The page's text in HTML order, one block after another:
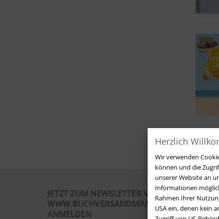
Herzlich
Wir verwenden
können und die
unserer Website an
Informationen
Rahmen Ihrer
USA ein, denen kein
JETZT ZUM NEWSLETTER VON
WWW.BUCHVERSANDMIMPF2000.DE
ANMELDEN